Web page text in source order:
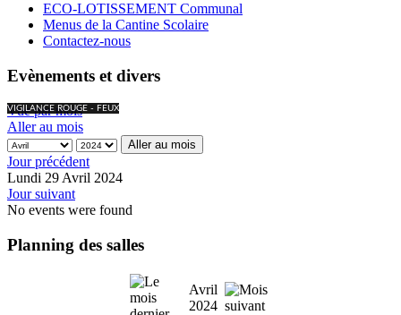
ECO-LOTISSEMENT Communal
Menus de la Cantine Scolaire
Contactez-nous
Evènements et divers
VIGILANCE ROUGE - FEUX
Vue par mois
Aller au mois
Aller au mois
Jour précédent
Lundi 29 Avril 2024
Jour suivant
No events were found
Planning des salles
Avril
2024